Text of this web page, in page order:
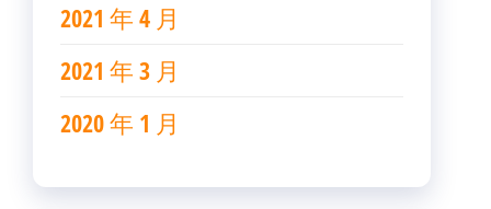
2021 年 4 月
2021 年 3 月
2020 年 1 月